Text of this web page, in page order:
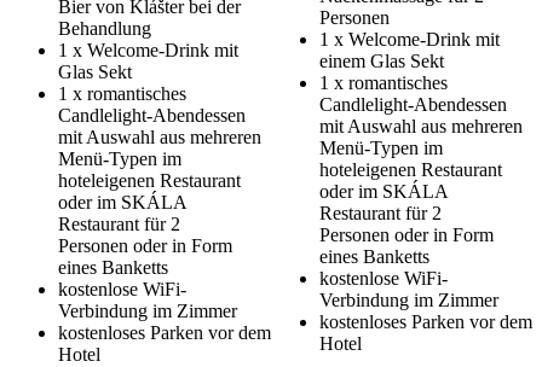
Bier von Klášter bei der
Behandlung
1 x Welcome-Drink mit
Glas Sekt
1 x romantisches
Candlelight-Abendessen
mit Auswahl aus mehreren
Menü-Typen im
hoteleigenen Restaurant
oder im SKÁLA
Restaurant für 2
Personen oder in Form
eines Banketts
kostenlose WiFi-
Verbindung im Zimmer
kostenloses Parken vor dem
Hotel
Personen
1 x Welcome-Drink mit
einem Glas Sekt
1 x romantisches
Candlelight-Abendessen
mit Auswahl aus mehreren
Menü-Typen im
hoteleigenen Restaurant
oder im SKÁLA
Restaurant für 2
Personen oder in Form
eines Banketts
kostenlose WiFi-
Verbindung im Zimmer
kostenloses Parken vor dem
Hotel